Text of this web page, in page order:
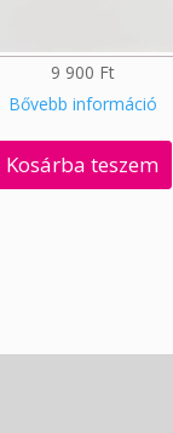
9 900 Ft
Bővebb információ
Kosárba teszem